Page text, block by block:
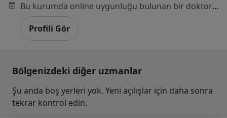
Bu kurumda online uygunluğu bulunan bir doktor veya uzman bulunamadı
Profili Gör
Bölgenizdeki diğer uzmanlar
Şu anda boş yerleri yok. Yeni açılışlar için daha sonra
tekrar kontrol edin.